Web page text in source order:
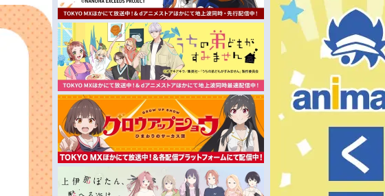
期アニメ曜日別一覧
アニメ
秋アニメ
冬アニメ